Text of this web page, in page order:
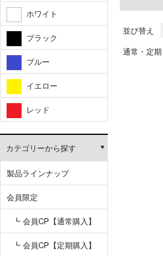
ホワイト
ブラック
ブルー
イエロー
レッド
カテゴリーから探す
製品ラインナップ
会員限定
┗ 会員CP【通常購入】
┗ 会員CP【定期購入】
並び替え
通常・定期